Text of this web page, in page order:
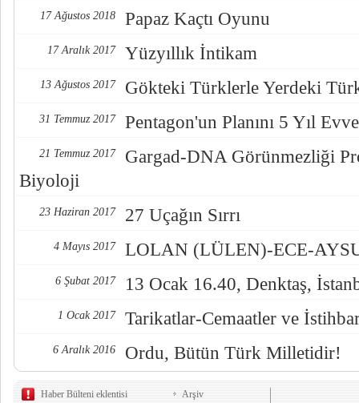
17 Ağustos 2018 Papaz Kaçtı Oyunu
17 Aralık 2017 Yüzyıllık İntikam
13 Ağustos 2017 Gökteki Türklerle Yerdeki
31 Temmuz 2017 Pentagon'un Planını 5 Yıl
21 Temmuz 2017
Gargad-DNA Görünmezliği
Biyoloji
23 Haziran 2017 27 Uçağın Sırrı
4 Mayıs 2017 LOLAN (LÜLEN)-ECE-
6 Şubat 2017 13 Ocak 16.40, Denktaş,
1 Ocak 2017 Tarikatlar-Cemaatler ve
6 Aralık 2016 Ordu, Bütün Türk Milletidir!
Haber Bülteni eklentisi
Arşiv